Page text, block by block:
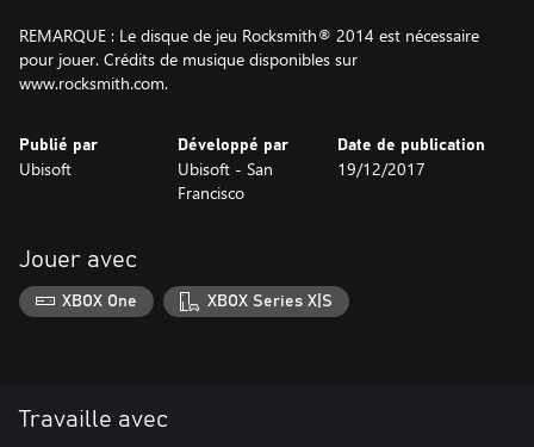
REMARQUE : Le disque de jeu Rocksmith® 2014 est nécessaire
pour jouer. Crédits de musique disponibles sur
www.rocksmith.com.
Publié par
Ubisoft
Développé par
Ubisoft - San
Francisco
Date de publication
19/12/2017
Jouer avec
XBOX One XBOX Series X|S
Travaille avec